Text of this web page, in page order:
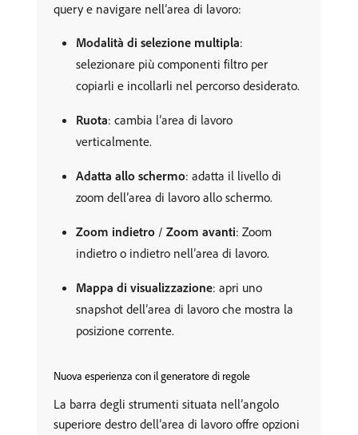
query e navigare nell’area di lavoro:
Modalità di selezione multipla:
selezionare più componenti filtro per
copiarli e incollarli nel percorso desiderato.
Ruota: cambia l’area di lavoro
verticalmente.
Adatta allo schermo: adatta il livello di
zoom dell’area di lavoro allo schermo.
Zoom indietro / Zoom avanti: Zoom
indietro o indietro nell’area di lavoro.
Mappa di visualizzazione: apri uno
snapshot dell’area di lavoro che mostra la
posizione corrente.
Nuova esperienza con il generatore di regole
La barra degli strumenti situata nell’angolo
superiore destro dell’area di lavoro offre opzioni